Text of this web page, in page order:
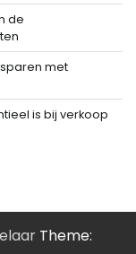
de
met
is bij verkoop
Theme: